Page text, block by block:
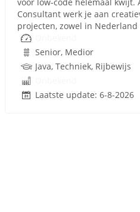
voor low-code helemaal kwijt.
Consultant werk je aan
projecten, zowel in Nederland
Senior, Medior
Java, Techniek, Rijbewijs
Laatste update: 6-8-2026